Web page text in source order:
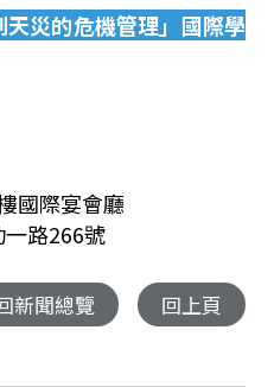
災的危機管理」國際學
國際宴會廳
路266號
新聞總覽 回上頁